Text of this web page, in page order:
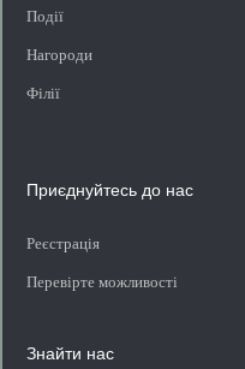
Події
Нагороди
Філії
Приєднуйтесь до нас
Реєстрація
Перевірте можливості
Знайти нас